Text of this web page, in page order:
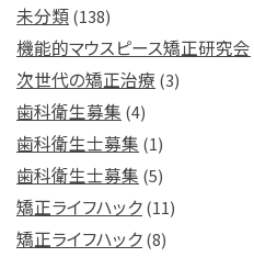
未分類(138)
機能的マウスピース矯正研究会
次世代の矯正治療 (3)
歯科衛生募集 (4)
歯科衛生士募集 (1)
歯科衛生士募集 (5)
矯正ライフハック(11)
矯正ライフハック(8)